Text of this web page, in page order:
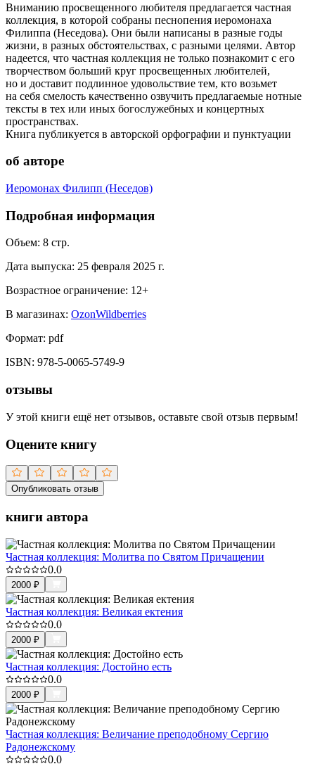
Вниманию просвещенного любителя предлагается частная
коллекция, в которой собраны песнопения иеромонаха
Филиппа (Неседова). Они были написаны в разные годы
жизни, в разных обстоятельствах, с разными целями. Автор
надеется, что частная коллекция не только познакомит с его
творчеством больший круг просвещенных любителей,
но и доставит подлинное удовольствие тем, кто возьмет
на себя смелость качественно озвучить предлагаемые нотные
тексты в тех или иных богослужебных и концертных
пространствах.
Книга публикуется в авторской орфографии и пунктуации
об авторе
Иеромонах Филипп (Неседов)
Подробная информация
Объем: 8 стр.
Дата выпуска: 25 февраля 2025 г.
Возрастное ограничение: 12+
В магазинах: OzonWildberries
Формат: pdf
ISBN: 978-5-0065-5749-9
отзывы
У этой книги ещё нет отзывов, оставьте свой отзыв первым!
Оцените книгу
Опубликовать отзыв
книги автора
Частная коллекция: Молитва по Святом Причащении
0.0
2000 ₽
Частная коллекция: Великая ектения
0.0
2000 ₽
Частная коллекция: Достойно есть
0.0
2000 ₽
Частная коллекция: Величание преподобному Сергию
Радонежскому
0.0